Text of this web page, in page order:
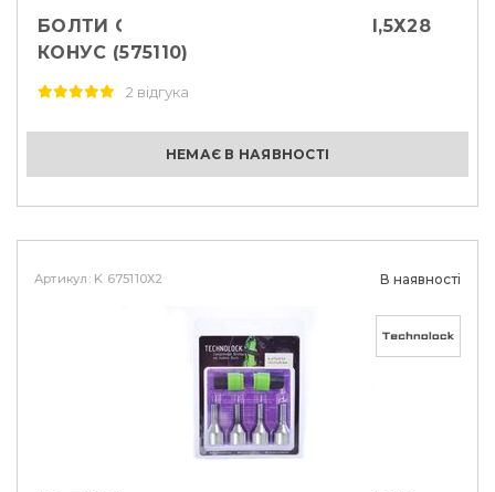
БОЛТИ СЕКРЕТНІ STARLEKS М12Х1,5Х28
КОНУС (575110)
2 відгука
НЕМАЄ В НАЯВНОСТІ
Артикул: K 675110Х2 В наявності